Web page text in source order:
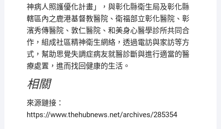
神病人照護優化計畫」，與彰化縣衛生局及彰化縣
轄區內之鹿港基督教醫院、衛福部立彰化醫院、彰
濱秀傳醫院、敦仁醫院、和美身心醫學診所共同合
作，組成社區精神衛生網絡，透過電訪與家訪等方
式，幫助思覺失調症病友就醫診斷與進行適當的醫
療處置，進而找回健康的生活。
相關
來源鏈接：
https://www.thehubnews.net/archives/285354